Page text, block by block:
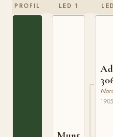
PROFIL LED 1
1905